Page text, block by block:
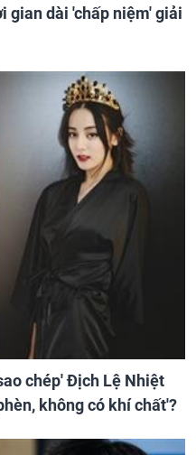
gian dài 'chấp niệm' giải
chép' Địch Lệ Nhiệt
không có khí chất'?